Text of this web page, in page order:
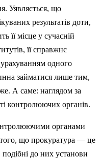
Уявляється, що
результатів доти,
її місце у сучасній
її справжнє
одного
займатися лише тим,
А саме: наглядом за
контролюючих органів.
органами
що прокуратура — це
подібні до них установи